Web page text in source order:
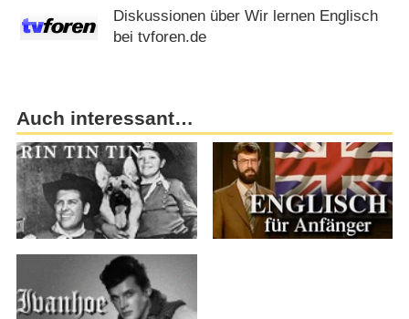
Diskussionen über Wir lernen Englisch
bei tvforen.de
Auch interessant…